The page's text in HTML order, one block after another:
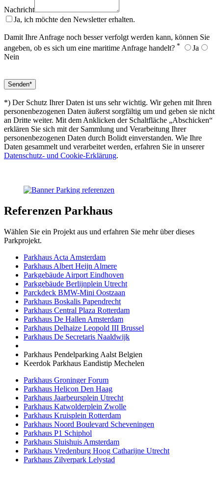
Nachricht
Ja, ich möchte den Newsletter erhalten.
Damit Ihre Anfrage noch besser verfolgt werden kann, können Sie
angeben, ob es sich um eine maritime Anfrage handelt? *
Ja
Nein
*) Der Schutz Ihrer Daten ist uns sehr wichtig. Wir gehen mit Ihren
personenbezogenen Daten äußerst sorgfältig um und geben sie nicht
an Dritte weiter. Mit dem Anklicken der Schaltfläche „Abschicken“
erklären Sie sich mit der Sammlung und Verarbeitung Ihrer
personenbezogenen Daten durch Bolidt einverstanden. Wie Ihre
Daten gesammelt und verarbeitet werden, erfahren Sie in unserer
Datenschutz- und Cookie-Erklärung.
Referenzen Parkhaus
Wählen Sie ein Projekt aus und erfahren Sie mehr über dieses
Parkprojekt.
Parkhaus Acta Amsterdam
Parkhaus Albert Heijn Almere
Parkgebäude Airport Eindhoven
Parkgebäude Berlijnplein Utrecht
Parckdeck BMW-Mini Oostzaan
Parkhaus Boskalis Papendrecht
Parkhaus Central Plaza Rotterdam
Parkhaus De Hallen Amsterdam
Parkhaus Delhaize Leopold III Brussel
Parkhaus De Secretaris Naaldwijk
Parkhaus Pendelparking Aalst Belgien
Keerdok Parkhaus Eandistip Mechelen
Parkhaus Groninger Forum
Parkhaus Helicon Den Haag
Parkhaus Jaarbeursplein Utrecht
Parkhaus Katwolderplein Zwolle
Parkhaus Kruisplein Rotterdam
Parkhaus Noord Boulevard Scheveningen
Parkhaus P1 Schiphol
Parkhaus Sluishuis Amsterdam
Parkhaus Vredenburg Hoog Catharijne Utrecht
Parkhaus Zilverpark Lelystad